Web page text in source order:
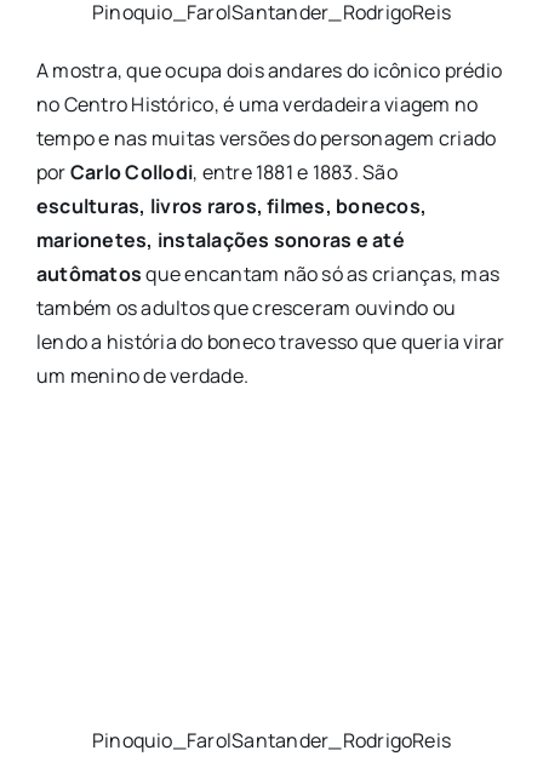
Pinoquio_FarolSantander_RodrigoReis
A mostra, que ocupa dois andares do icônico prédio
no Centro Histórico, é uma verdadeira viagem no
tempo e nas muitas versões do personagem criado
porCarlo Collodi, entre 1881 e 1883. São
esculturas, livros raros, filmes, bonecos,
marionetes, instalações sonoras e até
autômatosque encantam não só as crianças, mas
também os adultos que cresceram ouvindo ou
lendo a história do boneco travesso que queria virar
um menino de verdade.
Pinoquio_FarolSantander_RodrigoReis